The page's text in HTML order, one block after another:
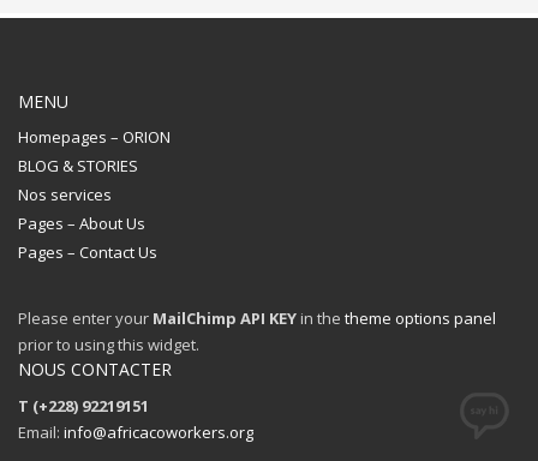
MENU
Homepages – ORION
BLOG & STORIES
Nos services
Pages – About Us
Pages – Contact Us
Please enter your MailChimp API KEY in the theme options panel
prior to using this widget.
NOUS CONTACTER
T (+228) 92219151
Email: info@africacoworkers.org